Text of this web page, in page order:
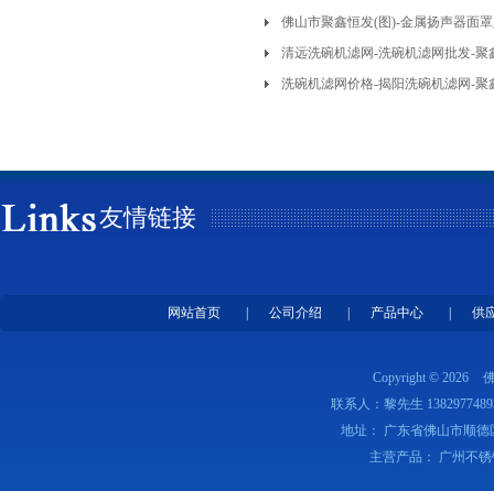
佛山市聚鑫恒发(图)-金属扬声器面
罩
清远洗碗机滤网-洗碗机滤网批发-聚
洗碗机滤网价格-揭阳洗碗机滤网-聚
友情链接
网站首页 公司介绍 产品中心 供
Copyright © 2026
联系人：黎先生
地址： 广东省佛山市顺
主营产品： 广州不